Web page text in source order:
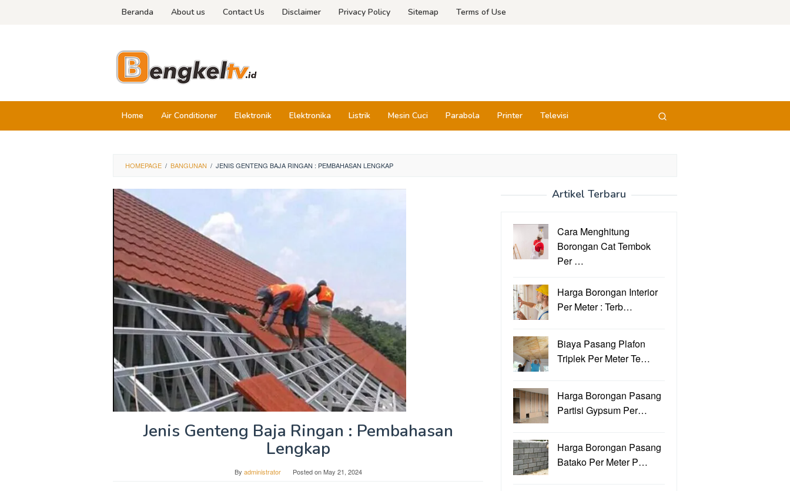
Beranda About us Contact Us Disclaimer Privacy Policy Sitemap Terms of Use
Home Air Conditioner Elektronik Elektronika Listrik Mesin Cuci Parabola Printer Televisi
HOMEPAGE / BANGUNAN / JENIS GENTENG BAJA RINGAN : PEMBAHASAN LENGKAP
Jenis Genteng Baja Ringan : Pembahasan
Lengkap
By administrator Posted onMay 21, 2024
Artikel Terbaru
Cara Menghitung
Borongan Cat Tembok
Per …
Harga Borongan Interior
Per Meter : Terb…
Biaya Pasang Plafon
Triplek Per Meter Te…
Harga Borongan Pasang
Partisi Gypsum Per…
Harga Borongan Pasang
Batako Per Meter P…